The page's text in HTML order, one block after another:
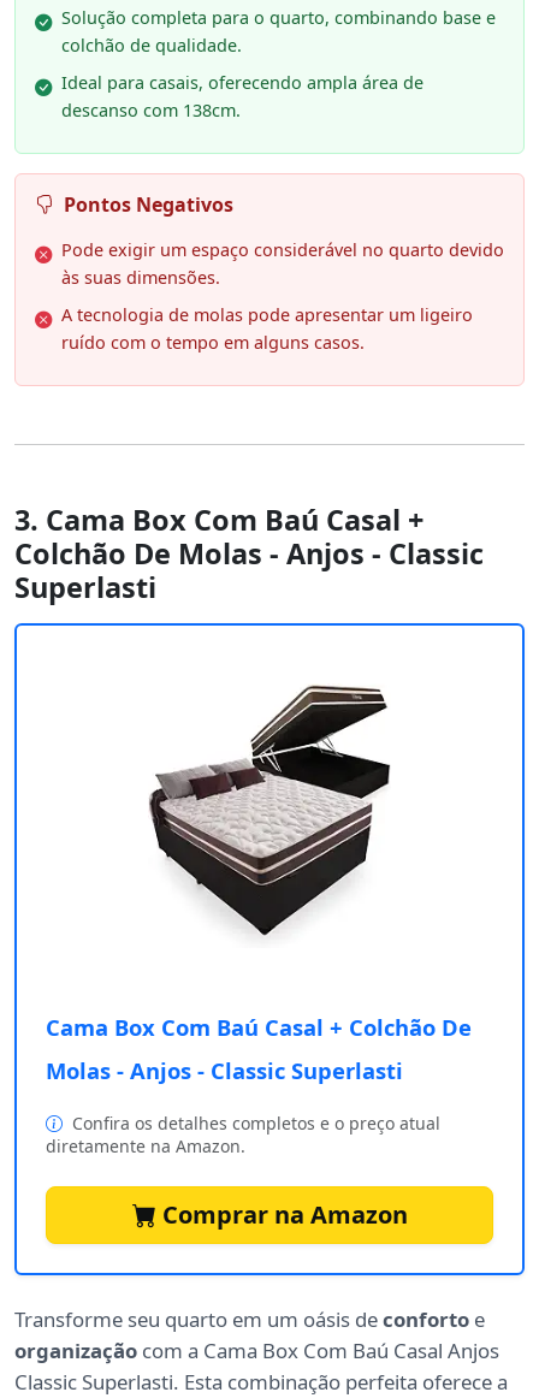
Solução completa para o quarto, combinando base e
colchão de qualidade.
Ideal para casais, oferecendo ampla área de
descanso com 138cm.
Pontos Negativos
Pode exigir um espaço considerável no quarto devido
às suas dimensões.
A tecnologia de molas pode apresentar um ligeiro
ruído com o tempo em alguns casos.
3. Cama Box Com Baú Casal +
Colchão De Molas - Anjos - Classic
Superlasti
Cama Box Com Baú Casal + Colchão De
Molas - Anjos - Classic Superlasti
Confira os detalhes completos e o preço atual
diretamente na Amazon.
Comprar na Amazon
Transforme seu quarto em um oásis deconforto e
organização com a Cama Box Com Baú Casal Anjos
Classic Superlasti. Esta combinação perfeita oferece a